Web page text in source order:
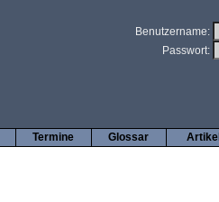
Benutzername:
Passwort:
Artikel
Glossar
Termine